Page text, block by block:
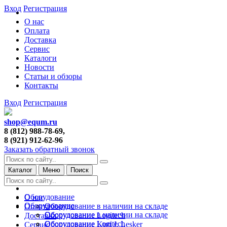
О нас
Оплата
Доставка
Сервис
Каталоги
Новости
Статьи и обзоры
Контакты
Вход Регистрация
Вход Регистрация
shop@equm.ru
8 (812) 988-78-69,
8 (921) 912-62-96
Заказать обратный звонок
Каталог Меню Поиск
О нас
Оплата
Доставка
Сервис
Оборудование
Оборудование в наличии на складе
Оборудование Logitech
Оборудование Kurt J. Lesker
Оборудование
Оборудование в наличии на складе
Оборудование Logitech